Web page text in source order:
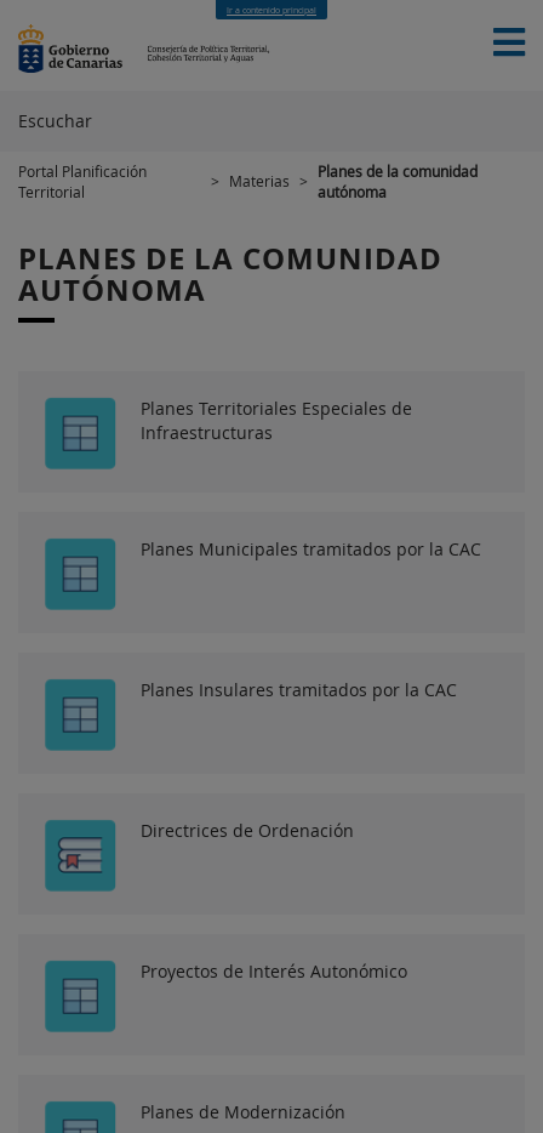
Ir a contenido principal
INICIO
NOTICIAS
Escuchar
Portal Planificación
Territorial
> Materias >
Planes de la comunidad
autónoma
PLANES DE LA COMUNIDAD
AUTÓNOMA
Planes Territoriales Especiales de
Infraestructuras
Planes Municipales tramitados por la CAC
Planes Insulares tramitados por la CAC
Directrices de Ordenación
Proyectos de Interés Autonómico
Planes de Modernización